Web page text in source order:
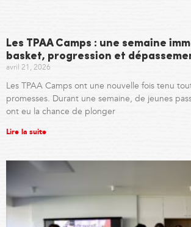
Les TPAA Camps : une semaine
basket, progression et
avril 21, 2026
Les TPAA Camps ont une nouvelle fois tenu
promesses. Durant une semaine, de jeunes
ont eu la chance de plonger
Lire la suite